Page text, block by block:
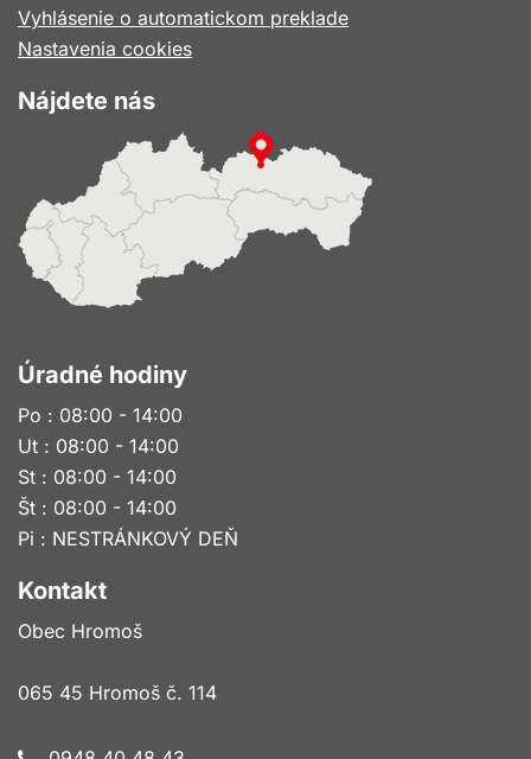
okne
Vyhlásenie o automatickom preklade
Nastavenia cookies
Nájdete nás
Úradné hodiny
Po : 08:00 - 14:00
Ut : 08:00 - 14:00
St : 08:00 - 14:00
Št : 08:00 - 14:00
Pi : NESTRÁNKOVÝ DEŇ
Kontakt
Obec Hromoš
065 45 Hromoš č. 114